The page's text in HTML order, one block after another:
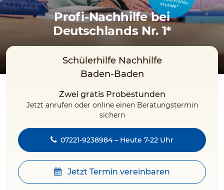
pro Unterrichts­stunde*
Profi-Nachhilfe bei
Deutschlands Nr. 1*
Schülerhilfe Nachhilfe
Baden-Baden
Zwei gratis Probestunden
Jetzt anrufen oder online einen Beratungstermin
sichern
07221-9238984 – Heute 7-22 Uhr
Jetzt Termin vereinbaren